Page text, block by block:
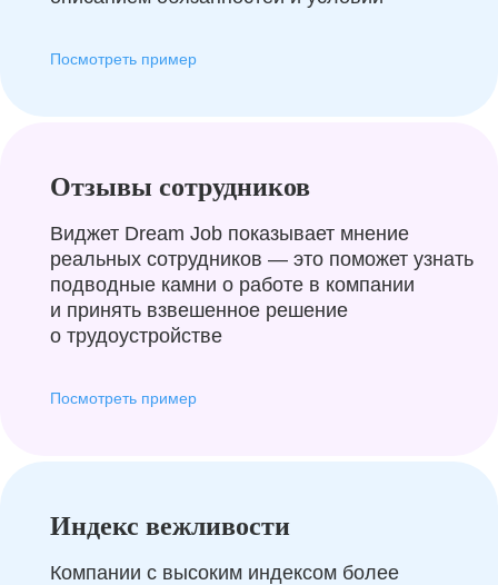
Посмотреть пример
Отзывы сотрудников
Виджет Dream Job показывает мнение
реальных сотрудников — это поможет узнать
подводные камни о работе в компании
и принять взвешенное решение
о трудоустройстве
Посмотреть пример
Индекс вежливости
Компании с высоким индексом более